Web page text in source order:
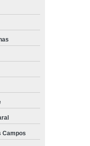
Satélite
Gerais
Veicular
Campos